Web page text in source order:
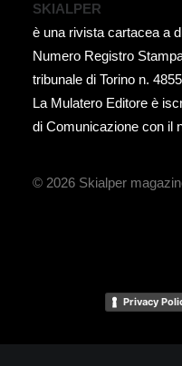
SKIALPER
è una rivista cartacea a
Numero Registro
tribunale di Torino n.
La Mulatero Editore è
di Comunicazione con il
© 2026 Skialper
Privacy